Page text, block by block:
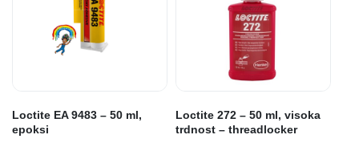
Loctite EA 9483 – 50 ml,
epoksi
Loctite 272 – 50 ml, visoka
trdnost – threadlocker